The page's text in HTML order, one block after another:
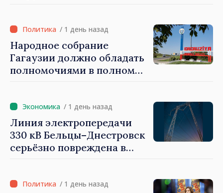
обороны на 2024–2034 годы
опубликована в Monitorul
Oficial
/ 1 день назад
Народное собрание
Гагаузии должно обладать
полномочиями в полном
быть свободными и
честными»
/ 1 день назад
Линия электропередачи
330 кВ Бельцы–Днестровск
серьёзно повреждена в
/ 1 день назад